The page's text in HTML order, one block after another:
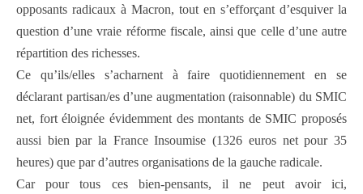
opposants radicaux à Macron, tout en s’efforçant d’esquiver la
question d’une vraie réforme fiscale, ainsi que celle d’une autre
répartition des richesses.
Ce qu’ils/elles s’acharnent à faire quotidiennement en se
déclarant partisan/es d’une augmentation (raisonnable) du SMIC
net, fort éloignée évidemment des montants de SMIC proposés
aussi bien par la France Insoumise (1326 euros net pour 35
heures) que par d’autres organisations de la gauche radicale.
Car pour tous ces bien-pensants, il ne peut avoir ici,